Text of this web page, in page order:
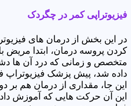
فیزیوتراپی کمر در چگردک
در این بخش از درمان های
کردن پروسه درمان، ابتدا مریض
متخصص و زمانی که درد آن ها
داده شد، پیش پزشک فیزیوتراپ
این جا، مقداری از درمان هم بر
این آن حرکت هایی که آموزش